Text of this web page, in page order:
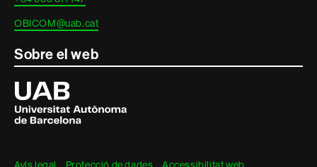
OBICOM@uab.cat
Sobre el web
Universitat
Autònoma
de
Barcelona